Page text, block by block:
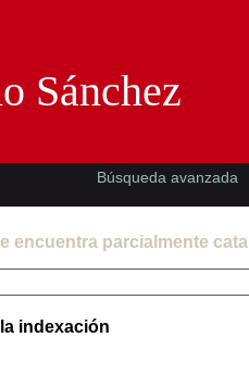
encuentra parcialmente
indexación
Sánchez
Búsqueda avanzada